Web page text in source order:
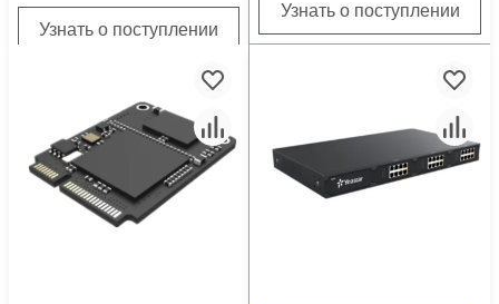
Узнать о поступлении
Узнать о поступлении